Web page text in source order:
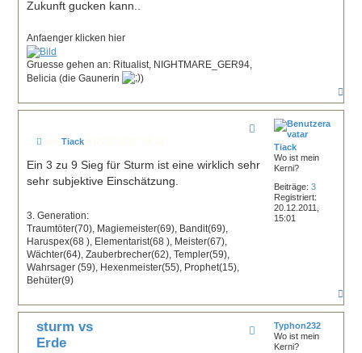
Zukunft gucken kann..
Anfaenger klicken hier
Gruesse gehen an: Ritualist, NIGHTMARE_GER94,
Belicia (die Gaunerin
)
N
a
c
Tiack
Wo ist mein
Kerni?
Beiträge: 3
Registriert:
20.12.2011,
15:01
i
t
r
vonTiack 05.02.2012, 14:46
Ein 3 zu 9 Sieg für Sturm ist eine wirklich sehr
sehr subjektive Einschätzung.
3. Generation:
Traumtöter(70), Magiemeister(69), Bandit(69),
Haruspex(68 ), Elementarist(68 ), Meister(67),
Wächter(64), Zauberbrecher(62), Templer(59),
Wahrsager (59), Hexenmeister(55), Prophet(15),
Behüter(9)
N
a
c
Typhon232
Wo ist mein
Kerni?
sturm vs
Erde